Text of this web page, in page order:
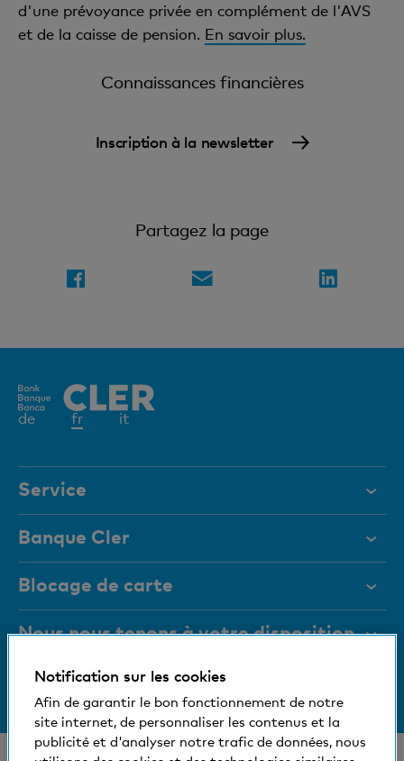
d'une prévoyance privée en complément de l'AVS
et de la caisse de pension. En savoir plus.
Connaissances financières
Inscription à la newsletter
Partagez la page
de frElément
it
Service
Aide et contact
Documents
Magazine
Organes de direction
Medias
Social et compatible avec l'environnement
Banque Cler
Qui sommes-nous?
Investisseurs
Médias
Blog
Blocage de carte
+41 (0)800 88 99 66
Nous nous tenons à votre disposition
Aide et contact
Informations relatives à la banque
Notification sur les cookies
Afin de garantir le bon fonctionnement de notre
site internet, de personnaliser les contenus et la
publicité et d'analyser notre trafic de données, nous